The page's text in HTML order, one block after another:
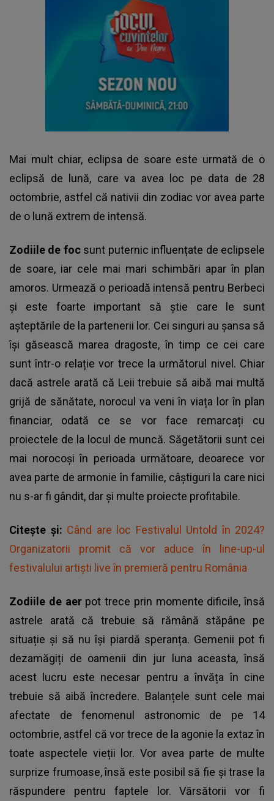
Mai mult chiar, eclipsa de soare este urmată de o
eclipsă de lună, care va avea loc pe data de 28
octombrie, astfel că nativii din zodiac vor avea parte
de o lună extrem de intensă.
Zodiile de foc sunt puternic influențate de eclipsele
de soare, iar cele mai mari schimbări apar în plan
amoros. Urmează o perioadă intensă pentru Berbeci
și este foarte important să știe care le sunt
așteptările de la partenerii lor. Cei singuri au șansa să
își găsească marea dragoste, în timp ce cei care
sunt într-o relație vor trece la următorul nivel. Chiar
dacă astrele arată că Leii trebuie să aibă mai multă
grijă de sănătate, norocul va veni în viața lor în plan
financiar, odată ce se vor face remarcați cu
proiectele de la locul de muncă. Săgetătorii sunt cei
mai norocoși în perioada următoare, deoarece vor
avea parte de armonie în familie, câștiguri la care nici
nu s-ar fi gândit, dar și multe proiecte profitabile.
Citește și: Când are loc Festivalul Untold în 2024?
Organizatorii promit că vor aduce în line-up-ul
festivalului artiști live în premieră pentru România
Zodiile de aer pot trece prin momente dificile, însă
astrele arată că trebuie să rămână stăpâne pe
situație și să nu își piardă speranța. Gemenii pot fi
dezamăgiți de oamenii din jur luna aceasta, însă
acest lucru este necesar pentru a învăța în cine
trebuie să aibă încredere. Balanțele sunt cele mai
afectate de fenomenul astronomic de pe 14
octombrie, astfel că vor trece de la agonie la extaz în
toate aspectele vieții lor. Vor avea parte de multe
surprize frumoase, însă este posibil să fie și trase la
răspundere pentru faptele lor. Vărsătorii vor fi